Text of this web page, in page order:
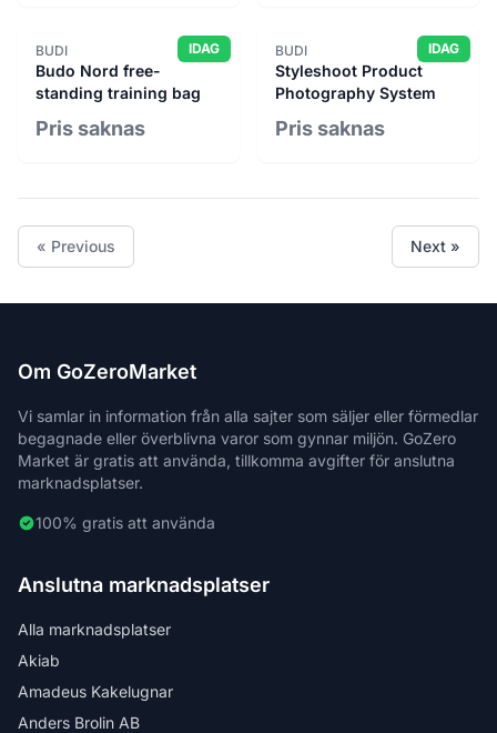
VVS Outlet 12
Werktuigen
Widab
IDAG
BUDI
Budo Nord free-
standing training bag
Pris saknas
IDAG
BUDI
Styleshoot Product
Photography System
Pris saknas
« Previous Next »
Om GoZeroMarket
Vi samlar in information från alla sajter som säljer eller förmedlar
begagnade eller överblivna varor som gynnar miljön. GoZero
Market är gratis att använda, tillkomma avgifter för anslutna
marknadsplatser.
100% gratis att använda
Anslutna marknadsplatser
Alla marknadsplatser
Akiab
Amadeus Kakelugnar
Anders Brolin AB